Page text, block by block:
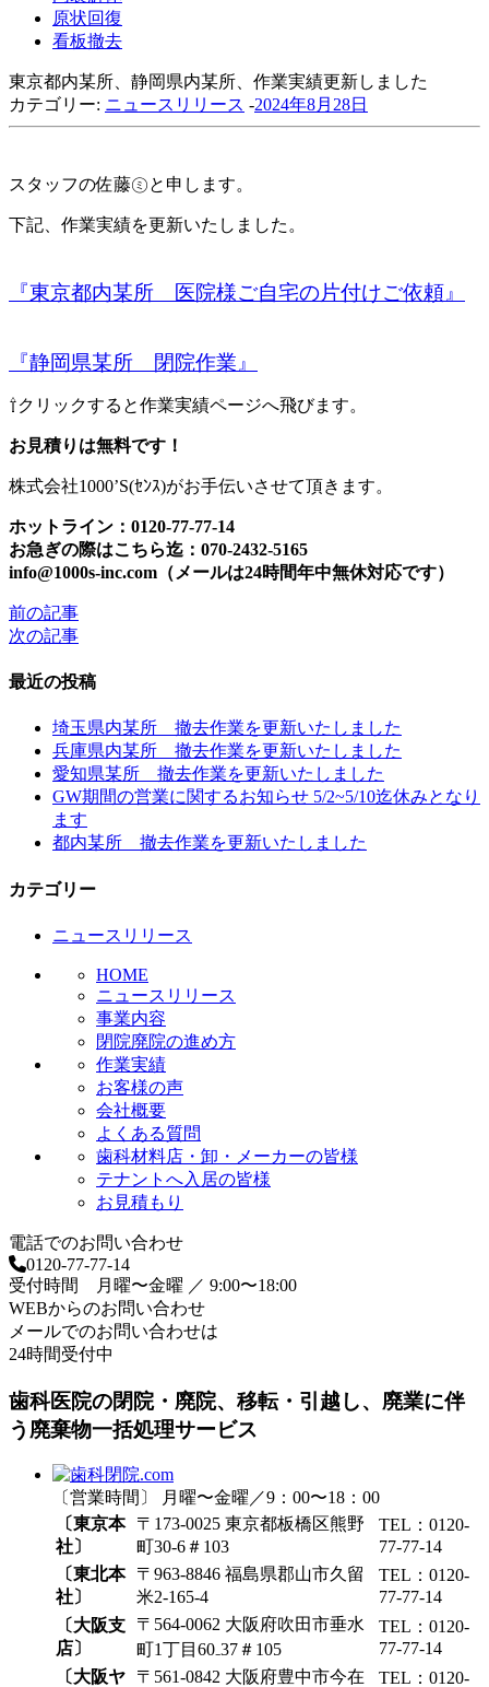
原状回復
看板撤去
東京都内某所、静岡県内某所、作業実績更新しました
カテゴリー: ニュースリリース -2024年8月28日
スタッフの佐藤㋯と申します。
下記、作業実績を更新いたしました。
『東京都内某所 医院様ご自宅の片付けご依頼』
『静岡県某所 閉院作業』
⇧クリックすると作業実績ページへ飛びます。
お見積りは無料です！
株式会社1000’S(ｾﾝｽ)がお手伝いさせて頂きます。
ホットライン：0120-77-77-14
お急ぎの際はこちら迄：070-2432-5165
info@1000s-inc.com（メールは24時間年中無休対応です）
投
稿
ナ
ン
前の記事
次の記事
最近の投稿
埼玉県内某所 撤去作業を更新いたしました
兵庫県内某所 撤去作業を更新いたしました
愛知県某所 撤去作業を更新いたしました
GW期間の営業に関するお知らせ 5/2~5/10迄休みとなり
ます
都内某所 撤去作業を更新いたしました
カテゴリー
ニュースリリース
HOME
ニュースリリース
事業内容
閉院廃院の進め方
作業実績
お客様の声
会社概要
よくある質問
歯科材料店・卸・メーカーの皆様
テナントへ入居の皆様
お見積もり
電話でのお問い合わせ
0120-77-77-14
受付時間 月曜〜金曜 ／ 9:00〜18:00
WEBからのお問い合わせ
メールでのお問い合わせは
24時間受付中
歯科医院の閉院・廃院、移転・引越し、廃業に伴
う廃棄物一括処理サービス
〔営業時間〕 月曜〜金曜／9：00〜18：00
〔東京本
社〕
〒173-0025 東京都板橋区熊野
町30-6＃103
TEL：0120-
77-77-14
〔東北本
社〕
〒963-8846 福島県郡山市久留
米2-165-4
TEL：0120-
77-77-14
〔大阪支
店〕
〒564-0062 大阪府吹田市垂水
町1丁目60₋37＃105
TEL：0120-
77-77-14
〔大阪ヤ
〒561-0842 大阪府豊中市今在 TEL：0120-